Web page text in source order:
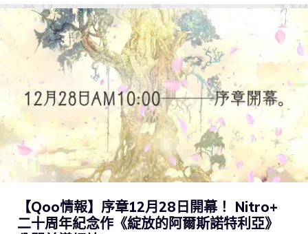
【Qoo情報】序章12月28日開幕！ Nitro+
二十周年紀念作《綻放的阿爾斯諾特利亞》